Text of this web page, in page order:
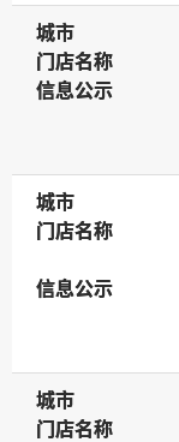
城市
城市
门店名称
门店名称
信息公示
信息公示
城市
城市
门店名称
门店名称
信息公示
信息公示
城市
城市
门店名称
门店名称